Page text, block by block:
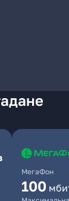
МегаФон
100